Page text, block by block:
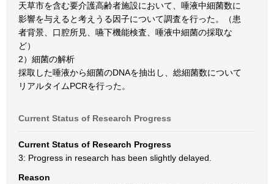
天草市を含む要介護高齢者施設において、唾液中細菌数に
影響を与えると考えうる因子について調査を行った。（患
者背景、口腔所見、嚥下機能検査、唾液中細菌の採取な
ど）
2）細菌の解析
採取した唾液から細菌のDNAを抽出し、総細菌数について
リアルタイムPCRを行った。
Current Status of Research Progress
Current Status of Research Progress
3: Progress in research has been slightly delayed.
Reason